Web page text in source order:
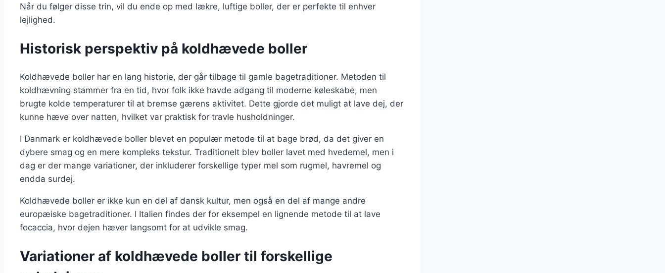
Når du følger disse trin, vil du ende op med lækre, luftige boller, der er perfekte til enhver
lejlighed.
Historisk perspektiv på koldhævede boller
Koldhævede boller har en lang historie, der går tilbage til gamle bagetraditioner. Metoden til
koldhævning stammer fra en tid, hvor folk ikke havde adgang til moderne køleskabe, men
brugte kolde temperaturer til at bremse gærens aktivitet. Dette gjorde det muligt at lave dej, der
kunne hæve over natten, hvilket var praktisk for travle husholdninger.
I Danmark er koldhævede boller blevet en populær metode til at bage brød, da det giver en
dybere smag og en mere kompleks tekstur. Traditionelt blev boller lavet med hvedemel, men i
dag er der mange variationer, der inkluderer forskellige typer mel som rugmel, havremel og
endda surdej.
Koldhævede boller er ikke kun en del af dansk kultur, men også en del af mange andre
europæiske bagetraditioner. I Italien findes der for eksempel en lignende metode til at lave
focaccia, hvor dejen hæver langsomt for at udvikle smag.
Variationer af koldhævede boller til forskellige